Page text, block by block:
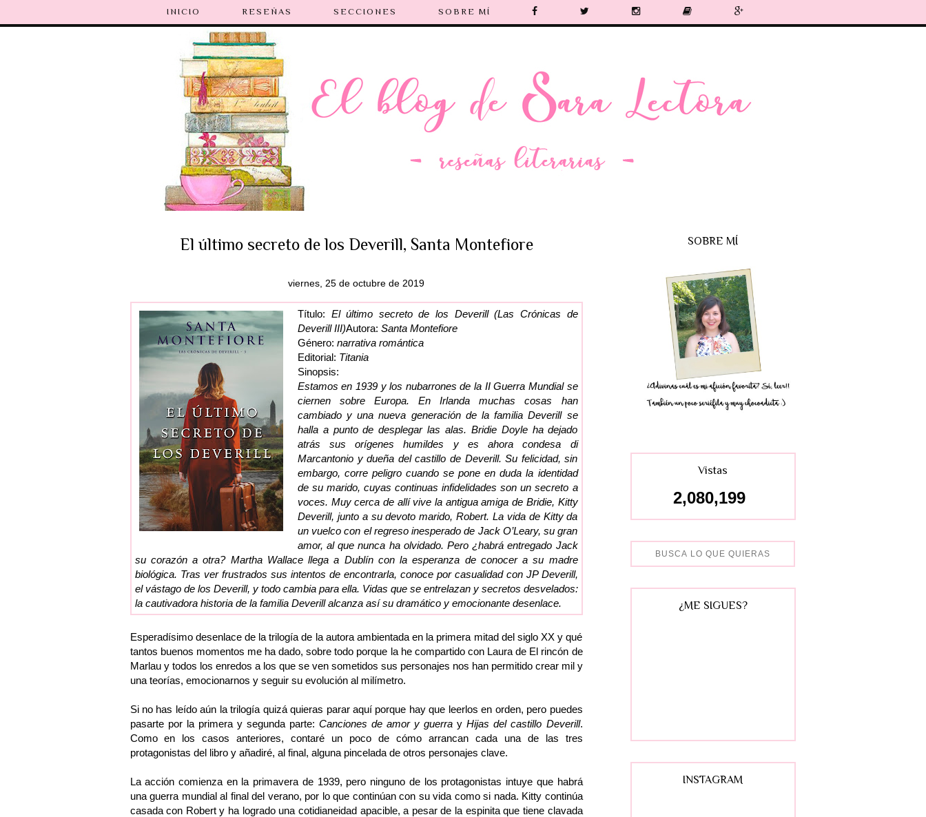
INICIO RESEÑAS SECCIONES SOBRE MÍ
El último secreto de los Deverill, Santa Montefiore
viernes, 25 de octubre de 2019
Título: El último secreto de los Deverill (Las Crónicas de
Deverill III)Autora: Santa Montefiore
Género: narrativa romántica
Editorial: Titania
Sinopsis:
Estamos en 1939 y los nubarrones de la II Guerra Mundial se
ciernen sobre Europa. En Irlanda muchas cosas han
cambiado y una nueva generación de la familia Deverill se
halla a punto de desplegar las alas. Bridie Doyle ha dejado
atrás sus orígenes humildes y es ahora condesa di
Marcantonio y dueña del castillo de Deverill. Su felicidad, sin
embargo, corre peligro cuando se pone en duda la identidad
de su marido, cuyas continuas infidelidades son un secreto a
voces. Muy cerca de allí vive la antigua amiga de Bridie, Kitty
Deverill, junto a su devoto marido, Robert. La vida de Kitty da
un vuelco con el regreso inesperado de Jack O’Leary, su gran
amor, al que nunca ha olvidado. Pero ¿habrá entregado Jack
su corazón a otra? Martha Wallace llega a Dublín con la esperanza de conocer a su madre
biológica. Tras ver frustrados sus intentos de encontrarla, conoce por casualidad con JP Deverill,
el vástago de los Deverill, y todo cambia para ella. Vidas que se entrelazan y secretos desvelados:
la cautivadora historia de la familia Deverill alcanza así su dramático y emocionante desenlace.
Esperadísimo desenlace de la trilogía de la autora ambientada en la primera mitad del siglo XX y qué
tantos buenos momentos me ha dado, sobre todo porque la he compartido con Laura de El rincón de
Marlauy todos los enredos a los que se ven sometidos sus personajes nos han permitido crear mil y
una teorías, emocionarnos y seguir su evolución al milímetro.
Si no has leído aún la trilogía quizá quieras parar aquí porque hay que leerlos en orden, pero puedes
pasarte por la primera y segunda parte: Canciones de amor y guerra yHijas del castillo Deverill.
Como en los casos anteriores, contaré un poco de cómo arrancan cada una de las tres
protagonistas del libro y añadiré, al final, alguna pincelada de otros personajes clave.
La acción comienza en la primavera de 1939, pero ninguno de los protagonistas intuye que habrá
una guerra mundial al final del verano, por lo que continúan con su vida como si nada. Kitty continúa
casada con Robert y ha logrado una cotidianeidad apacible, a pesar de la espinita que tiene clavada
SOBRE MÍ
Vistas
2,080,199
¿ME SIGUES?
INSTAGRAM